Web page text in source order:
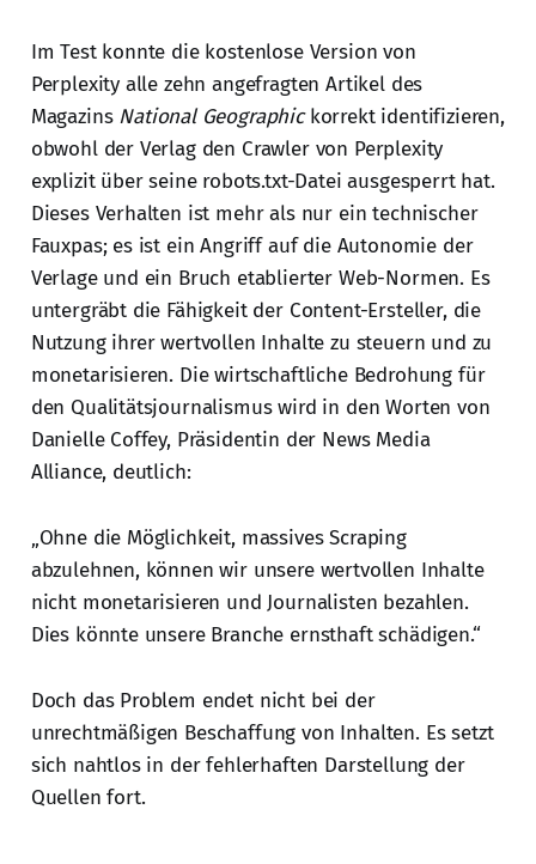
Im Test konnte die kostenlose Version von
Perplexity alle zehn angefragten Artikel des
Magazins National Geographickorrekt identifizieren,
obwohl der Verlag den Crawler von Perplexity
explizit über seine robots.txt-Datei ausgesperrt hat.
Dieses Verhalten ist mehr als nur ein technischer
Fauxpas; es ist ein Angriff auf die Autonomie der
Verlage und ein Bruch etablierter Web-Normen. Es
untergräbt die Fähigkeit der Content-Ersteller, die
Nutzung ihrer wertvollen Inhalte zu steuern und zu
monetarisieren. Die wirtschaftliche Bedrohung für
den Qualitätsjournalismus wird in den Worten von
Danielle Coffey, Präsidentin der News Media
Alliance, deutlich:
„Ohne die Möglichkeit, massives Scraping
abzulehnen, können wir unsere wertvollen Inhalte
nicht monetarisieren und Journalisten bezahlen.
Dies könnte unsere Branche ernsthaft schädigen.“
Doch das Problem endet nicht bei der
unrechtmäßigen Beschaffung von Inhalten. Es setzt
sich nahtlos in der fehlerhaften Darstellung der
Quellen fort.